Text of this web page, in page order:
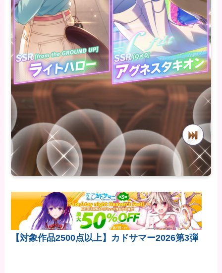
【対象作品2500点以上】カドサマー2026第3弾